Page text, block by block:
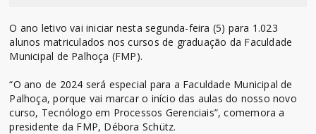
O ano letivo vai iniciar nesta segunda-feira (5) para 1.023
alunos matriculados nos cursos de graduação da Faculdade
Municipal de Palhoça (FMP).
“O ano de 2024 será especial para a Faculdade Municipal de
Palhoça, porque vai marcar o início das aulas do nosso novo
curso, Tecnólogo em Processos Gerenciais”, comemora a
presidente da FMP, Débora Schütz.